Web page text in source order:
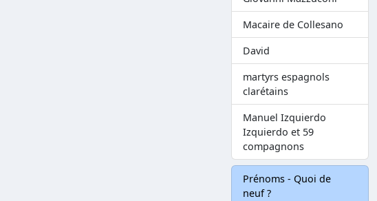
Macaire de Collesano
David
martyrs espagnols
clarétains
Manuel Izquierdo
Izquierdo et 59
compagnons
Prénoms - Quoi de
neuf ?